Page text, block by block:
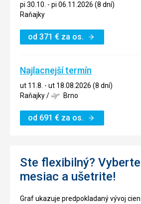
pi 30.10. - pi 06.11.2026 (8 dní)
Raňajky
od 371 € za os.
Najlacnejší termín
ut 11.8. - ut 18.08.2026 (8 dní)
Raňajky/ Brno
od 691 € za os.
Ste flexibilný?
mesiac a ušetrite!
Graf ukazuje predpokladaný vývoj